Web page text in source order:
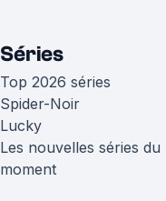
Séries
Top 2026 séries
Spider-Noir
Lucky
Les nouvelles séries du
moment